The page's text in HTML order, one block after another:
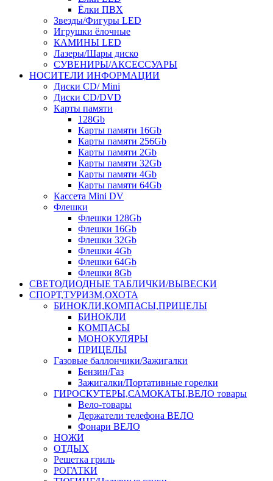
Ёлки ПВХ
Звезды/Фигуры LED
Игрушки ёлочные
КАМИНЫ LED
Лазеры/Шары диско
СУВЕНИРЫ/АКСЕССУАРЫ
НОСИТЕЛИ ИНФОРМАЦИИ
Диски CD/ Mini
Диски CD/DVD
Карты памяти
128Gb
Карты памяти 16Gb
Карты памяти 256Gb
Карты памяти 2Gb
Карты памяти 32Gb
Карты памяти 4Gb
Карты памяти 64Gb
Кассета Mini DV
Флешки
Флешки 128Gb
Флешки 16Gb
Флешки 32Gb
Флешки 4Gb
Флешки 64Gb
Флешки 8Gb
СВЕТОДИОДНЫЕ ТАБЛИЧКИ/ВЫВЕСКИ
СПОРТ,ТУРИЗМ,ОХОТА
БИНОКЛИ,КОМПАСЫ,ПРИЦЕЛЫ
БИНОКЛИ
КОМПАСЫ
МОНОКУЛЯРЫ
ПРИЦЕЛЫ
Газовые баллончики/Зажигалки
Бензин/Газ
Зажигалки/Портативные горелки
ГИРОСКУТЕРЫ,САМОКАТЫ,ВЕЛО товары
Вело-товары
Держатели телефона ВЕЛО
Фонари ВЕЛО
НОЖИ
ОТДЫХ
Решетка гриль
РОГАТКИ